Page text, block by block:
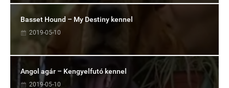
Basset Hound – My Destiny kennel
2019-05-10
Angol agár – Kengyelfutó kennel
2019-05-10